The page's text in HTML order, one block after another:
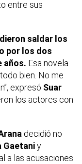
entre sus
saldar los
por los dos
años. Esa novela
bien. No me
expresó Suar
los actores con
decidió no
Gaetaniy
a las acusaciones